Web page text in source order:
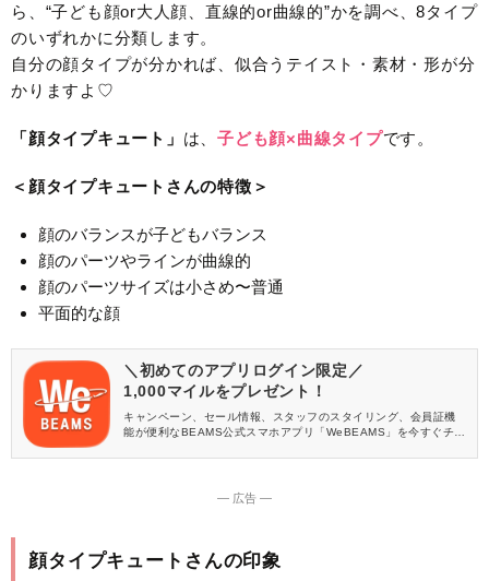
ら、“子ども顔or大人顔、直線的or曲線的”かを調べ、8タイプ
のいずれかに分類します。
自分の顔タイプが分かれば、似合うテイスト・素材・形が分
かりますよ♡
「顔タイプキュート」 は、 子ども顔×曲線タイプです。
＜顔タイプキュートさんの特徴＞
顔のバランスが子どもバランス
顔のパーツやラインが曲線的
顔のパーツサイズは小さめ〜普通
平面的な顔
＼初めてのアプリログイン限定／
1,000マイルをプレゼント！
キャンペーン、セール情報、スタッフのスタイリング、会員証機
能が便利なBEAMS公式スマホアプリ「WeBEAMS」を今すぐチェ
― 広告 ―
顔タイプキュートさんの印象